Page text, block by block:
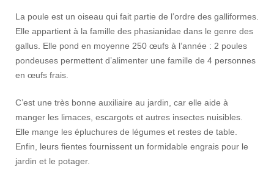
La poule est un oiseau qui fait partie de l’ordre des galliformes.
Elle appartient à la famille des phasianidae dans le genre des
gallus. Elle pond en moyenne 250 œufs à l’année : 2 poules
pondeuses permettent d’alimenter une famille de 4 personnes
en œufs frais.
C’est une très bonne auxiliaire au jardin, car elle aide à
manger les limaces, escargots et autres insectes nuisibles.
Elle mange les épluchures de légumes et restes de table.
Enfin, leurs fientes fournissent un formidable engrais pour le
jardin et le potager.